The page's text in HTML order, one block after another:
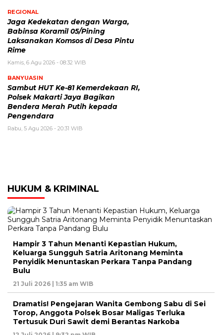
REGIONAL
Jaga Kedekatan dengan Warga,
Babinsa Koramil 05/Pining
Laksanakan Komsos di Desa Pintu
Rime
Kamis, 6 Agu 2026 - 08:32 WIB
BANYUASIN
Sambut HUT Ke-81 Kemerdekaan RI,
Polsek Makarti Jaya Bagikan
Bendera Merah Putih kepada
Pengendara
Rabu, 5 Agu 2026 - 20:31 WIB
HUKUM & KRIMINAL
Hampir 3 Tahun Menanti Kepastian Hukum,
Keluarga Sungguh Satria Aritonang Meminta
Penyidik Menuntaskan Perkara Tanpa Pandang
Bulu
21 Juli 2026 | 1:35 am WIB
Dramatis! Pengejaran Wanita Gembong Sabu di Sei
Torop, Anggota Polsek Bosar Maligas Terluka
Tertusuk Duri Sawit demi Berantas Narkoba